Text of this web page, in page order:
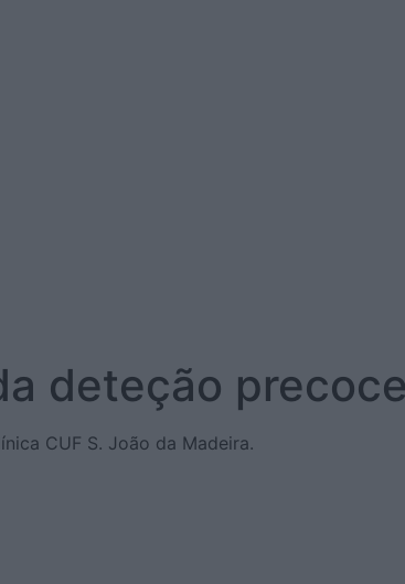
deteção
CUF S. João da Madeira.